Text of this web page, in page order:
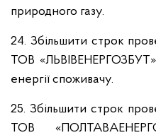
природного газу.
24. Збільшити строк
ТОВ «ЛЬВІВЕНЕРГОЗБУТ»
енергії споживачу.
25. Збільшити строк
ТОВ